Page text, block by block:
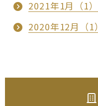
2021年1月（1）
2020年12月（1）